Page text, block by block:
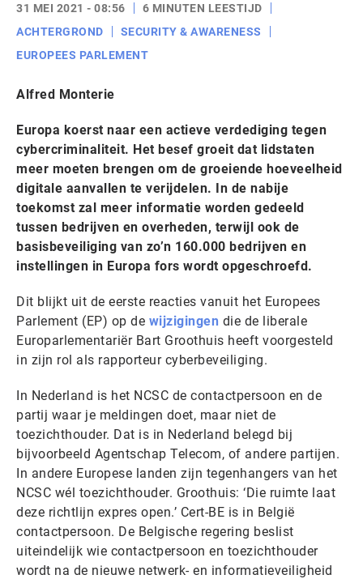
31 MEI 2021 - 08:56
6 MINUTEN LEESTIJD
ACHTERGROND
SECURITY & AWARENESS
EUROPEES PARLEMENT
Alfred Monterie
Europa koerst naar een actieve verdediging tegen
cybercriminaliteit. Het besef groeit dat lidstaten
meer moeten brengen om de groeiende hoeveelheid
digitale aanvallen te verijdelen. In de nabije
toekomst zal meer informatie worden gedeeld
tussen bedrijven en overheden, terwijl ook de
basisbeveiliging van zo’n 160.000 bedrijven en
instellingen in Europa fors wordt opgeschroefd.
Dit blijkt uit de eerste reacties vanuit het Europees
Parlement (EP) op de wijzigingen die de liberale
Europarlementariër Bart Groothuis heeft voorgesteld
in zijn rol als rapporteur cyberbeveiliging.
In Nederland is het NCSC de contactpersoon en de
partij waar je meldingen doet, maar niet de
toezichthouder. Dat is in Nederland belegd bij
bijvoorbeeld Agentschap Telecom, of andere partijen.
In andere Europese landen zijn tegenhangers van het
NCSC wél toezichthouder. Groothuis: ‘Die ruimte laat
deze richtlijn expres open.’ Cert-BE is in België
contactpersoon. De Belgische regering beslist
uiteindelijk wie contactpersoon en toezichthouder
wordt na de nieuwe netwerk- en informatieveiligheid